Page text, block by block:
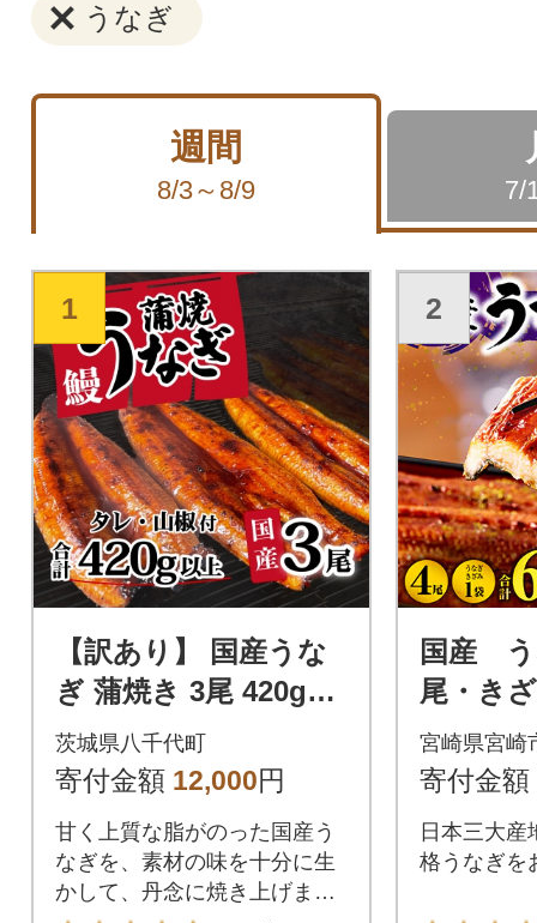
うなぎ
週間
8/3～8/9 7/
1
【訳あり】 国産うな
ぎ 蒲焼き 3尾 420g以
上 大きさ不揃い タ
レ・山椒付き
茨城県八千代町
寄付金額 12,000円
甘く上質な脂がのった国産う
なぎを、素材の味を十分に生
かして、丹念に焼き上げまし
2
国産 う
尾・き
650g)
宮崎県宮崎
寄付金額
日本三大産
格うなぎを